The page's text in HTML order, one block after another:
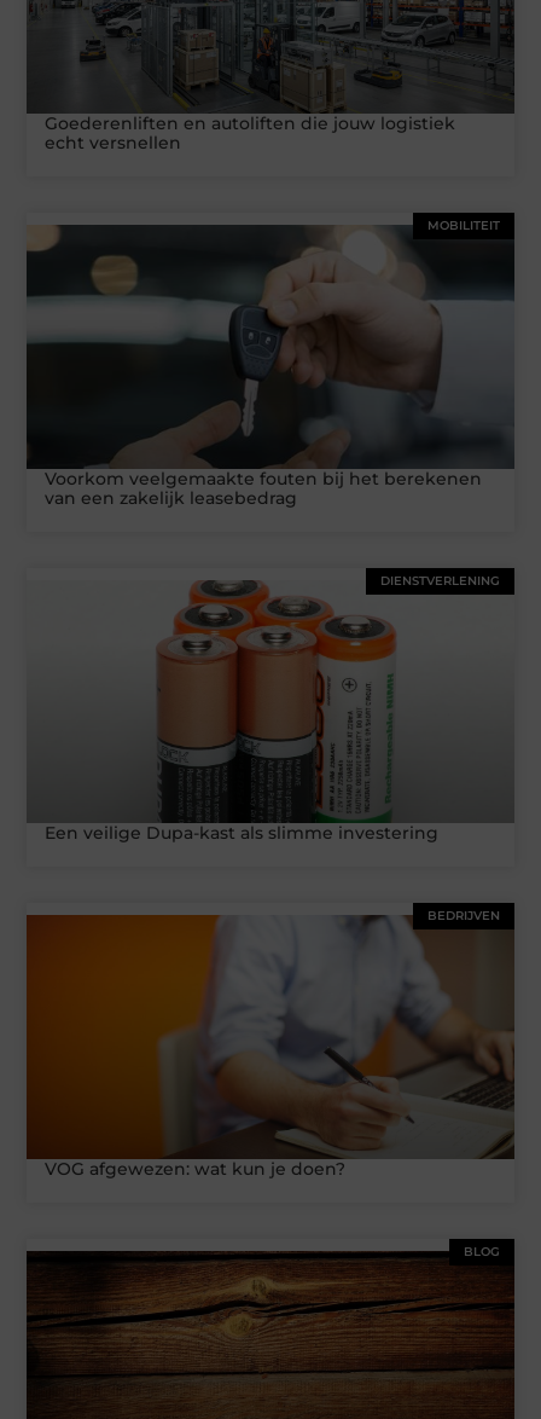
Goederenliften en autoliften die jouw logistiek
echt versnellen
MOBILITEIT
Voorkom veelgemaakte fouten bij het berekenen
van een zakelijk leasebedrag
DIENSTVERLENING
Een veilige Dupa-kast als slimme investering
BEDRIJVEN
VOG afgewezen: wat kun je doen?
BLOG